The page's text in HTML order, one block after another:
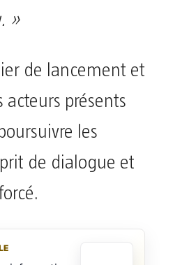
»
de lancement et
présents
les
de dialogue et